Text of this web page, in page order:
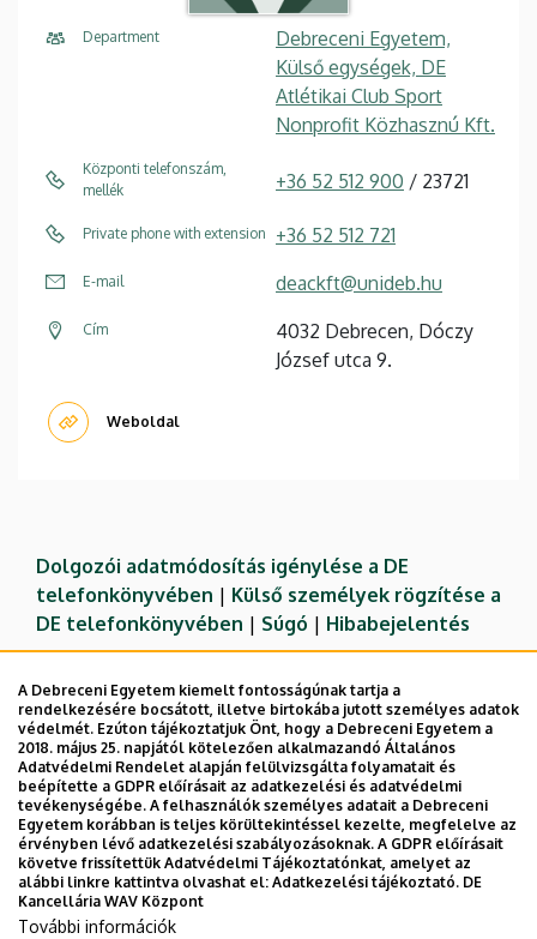
Department
Debreceni Egyetem,
Külső egységek, DE
Atlétikai Club Sport
Nonprofit Közhasznú Kft.
Központi telefonszám,
mellék
+36 52 512 900 / 23721
Private phone with extension +36 52 512 721
E-mail deackft@unideb.hu
Cím
4032 Debrecen, Dóczy
József utca 9.
Weboldal
Dolgozói adatmódosítás igénylése a DE
telefonkönyvében | Külső személyek rögzítése a
DE telefonkönyvében | Súgó | Hibabejelentés
Adatvédelem
Adatvédelem
A Debreceni Egyetem kiemelt fontosságúnak tartja a
rendelkezésére bocsátott, illetve birtokába jutott személyes adatok
védelmét. Ezúton tájékoztatjuk Önt, hogy a Debreceni Egyetem a
2018. május 25. napjától kötelezően alkalmazandó Általános
Adatvédelmi Rendelet alapján felülvizsgálta folyamatait és
beépítette a GDPR előírásait az adatkezelési és adatvédelmi
tevékenységébe. A felhasználók személyes adatait a Debreceni
Egyetem korábban is teljes körültekintéssel kezelte, megfelelve az
érvényben lévő adatkezelési szabályozásoknak. A GDPR előírásait
követve frissítettük Adatvédelmi Tájékoztatónkat, amelyet az
alábbi linkre kattintva olvashat el: Adatkezelési tájékoztató. DE
Kancellária WAV Központ
További információk